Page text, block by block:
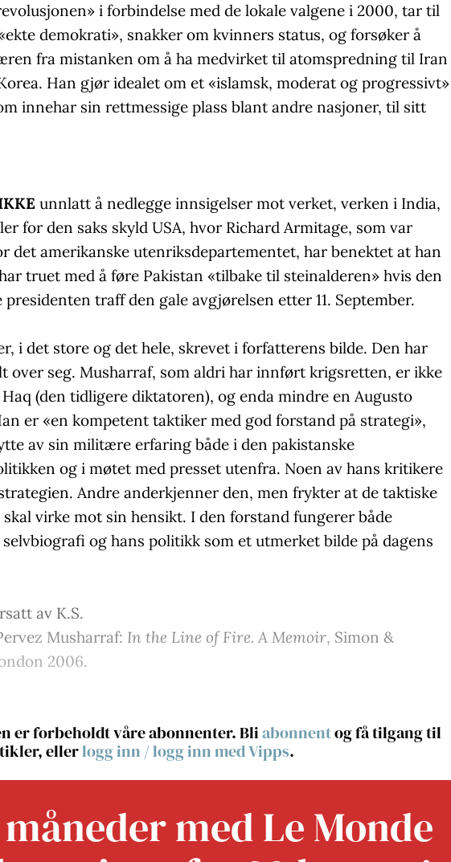
i forbindelse med de lokale valgene i 2000, tar til
demokrati», snakker om kvinners status, og forsøker å
fra mistanken om å ha medvirket til atomspredning til Iran
Han gjør idealet om et «islamsk, moderat og progressivt»
innehar sin rettmessige plass blant andre nasjoner, til sitt
unnlatt å nedlegge innsigelser mot verket, verken i India,
for den saks skyld USA, hvor Richard Armitage, som var
det amerikanske utenriksdepartementet, har benektet at han
truet med å føre Pakistan «tilbake til steinalderen» hvis den
presidenten traff den gale avgjørelsen etter 11. September.
i det store og det hele, skrevet i forfatterens bilde. Den har
over seg. Musharraf, som aldri har innført krigsretten, er ikke
(den tidligere diktatoren), og enda mindre en Augusto
er «en kompetent taktiker med god forstand på strategi»,
av sin militære erfaring både i den pakistanske
og i møtet med presset utenfra. Noen av hans kritikere
Andre anderkjenner den, men frykter at de taktiske
virke mot sin hensikt. I den forstand fungerer både
og hans politikk som et utmerket bilde på dagens
av K.S.
Musharraf: In the Line of Fire. A Memoir, Simon &
2006.
er forbeholdt våre abonnenter. Bliabonnentog få tilgang til
ellerlogg inn /logg inn med Vipps.
med Le Monde